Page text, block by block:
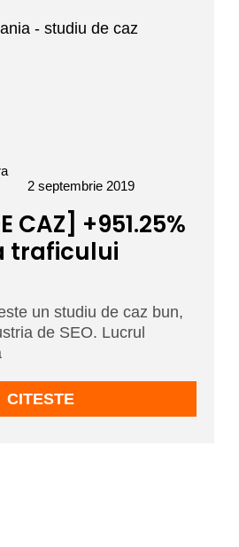
2 septembrie 2019
CAZ] +951.25%
traficului
un studiu de caz bun,
de SEO. Lucrul
CITESTE